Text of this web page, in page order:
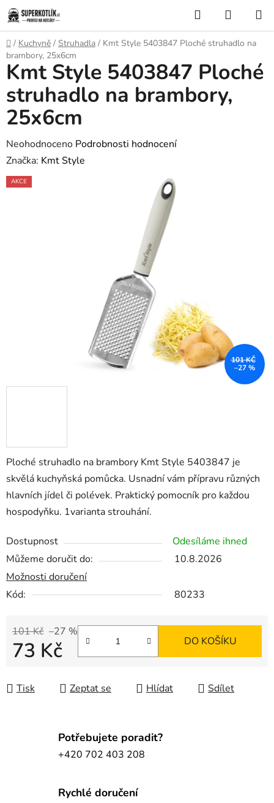
Přejít
na
obsah
Hledat
KOŠÍK
Domů
/ Kuchyně / Struhadla / Kmt Style 5403847 Ploché struhadlo na
brambory, 25x6cm
Ploché struhadlo na brambory Kmt Style 5403847 je
skvělá kuchyňská pomůcka. Usnadní vám přípravu různých
hlavních jídel či polévek. Praktický pomocník pro každou
hospodyňku. 1varianta strouhání.
Dostupnost
Odesíláme ihned
Můžeme doručit do:
10.8.2026
Možnosti doručení
Kód:
80233
101 Kč –27 %
73 Kč DO KOŠÍKU
Tisk Zeptat se Hlídat Sdílet
Kmt Style 5403847 Ploché
struhadlo na brambory,
25x6cm
Průměrné
hodnocení
produktu
Neohodnoceno Podrobnosti hodnocení
Značka: Kmt Style
AKCE
101 KČ
–27 %
Potřebujete poradit?
+420 702 403 208
Rychlé doručení